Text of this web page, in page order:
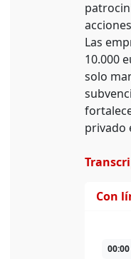
Las
10.000
solo
privado
Con